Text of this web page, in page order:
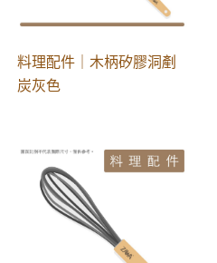
料理配件｜木柄矽膠洞剷
炭灰色